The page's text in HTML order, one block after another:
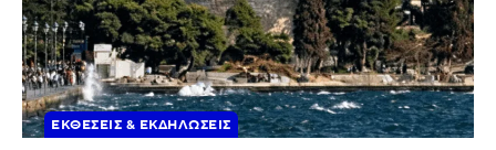
ΕΚΘΈΣΕΙΣ & ΕΚΔΗΛΏΣΕΙΣ